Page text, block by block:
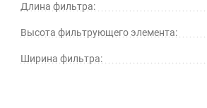
Длина фильтра:
Высота фильтрующего элемента:
Ширина фильтра: